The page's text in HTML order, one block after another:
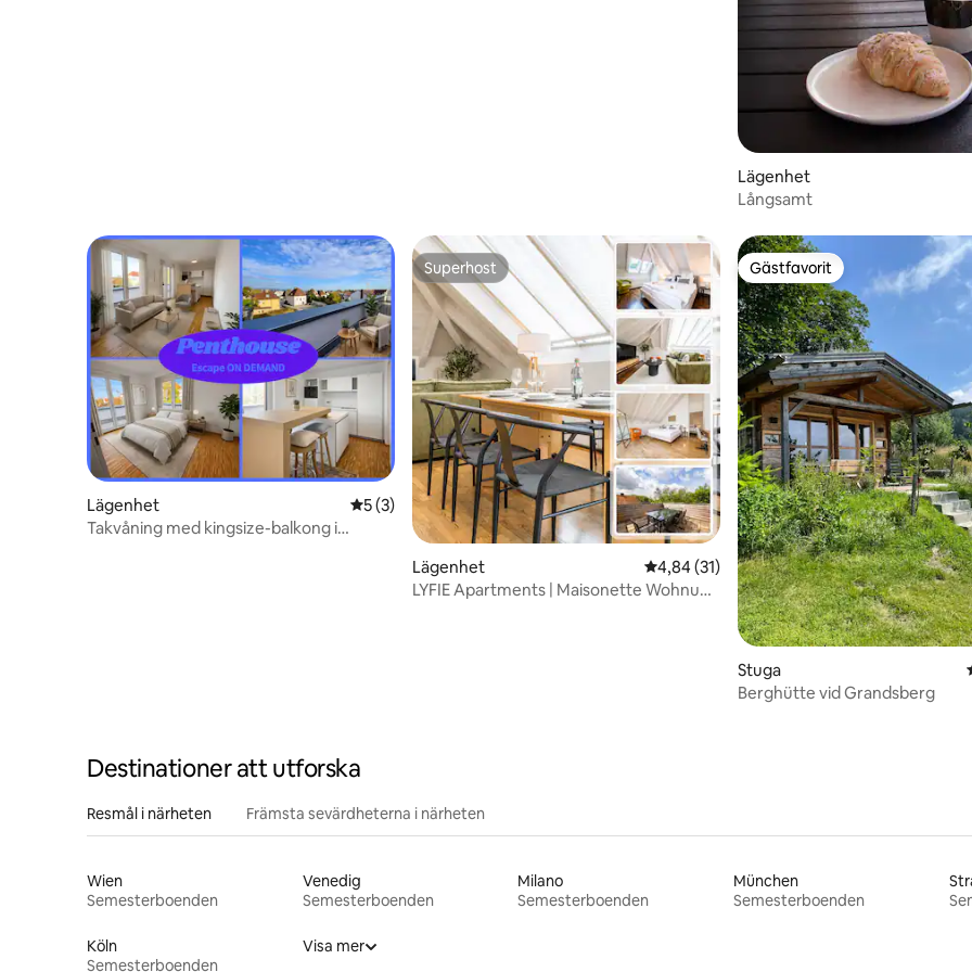
Lägenhet
Långsamt
Lägenhet 5 av 5 i genomsnittligt betyg, 3 omdömen
5 (3)
Takvåning med kingsize-balkong i
Superhost
Superhost
Lägenhet 4,84 av 5 i genomsnittligt betyg, 31
4,84 (31)
LYFIE Apartments | Maisonette Wohnung
Gästfavorit
Gästfavorit
Stuga
Berghütte vid Grandsberg
Destinationer att utforska
Resmål i närheten Främsta sevärdheterna i närheten
Wien
Semesterboenden
Venedig
Semesterboenden
Milano
Semesterboenden
München
Semesterboenden
Köln
Semesterboenden
Visa mer